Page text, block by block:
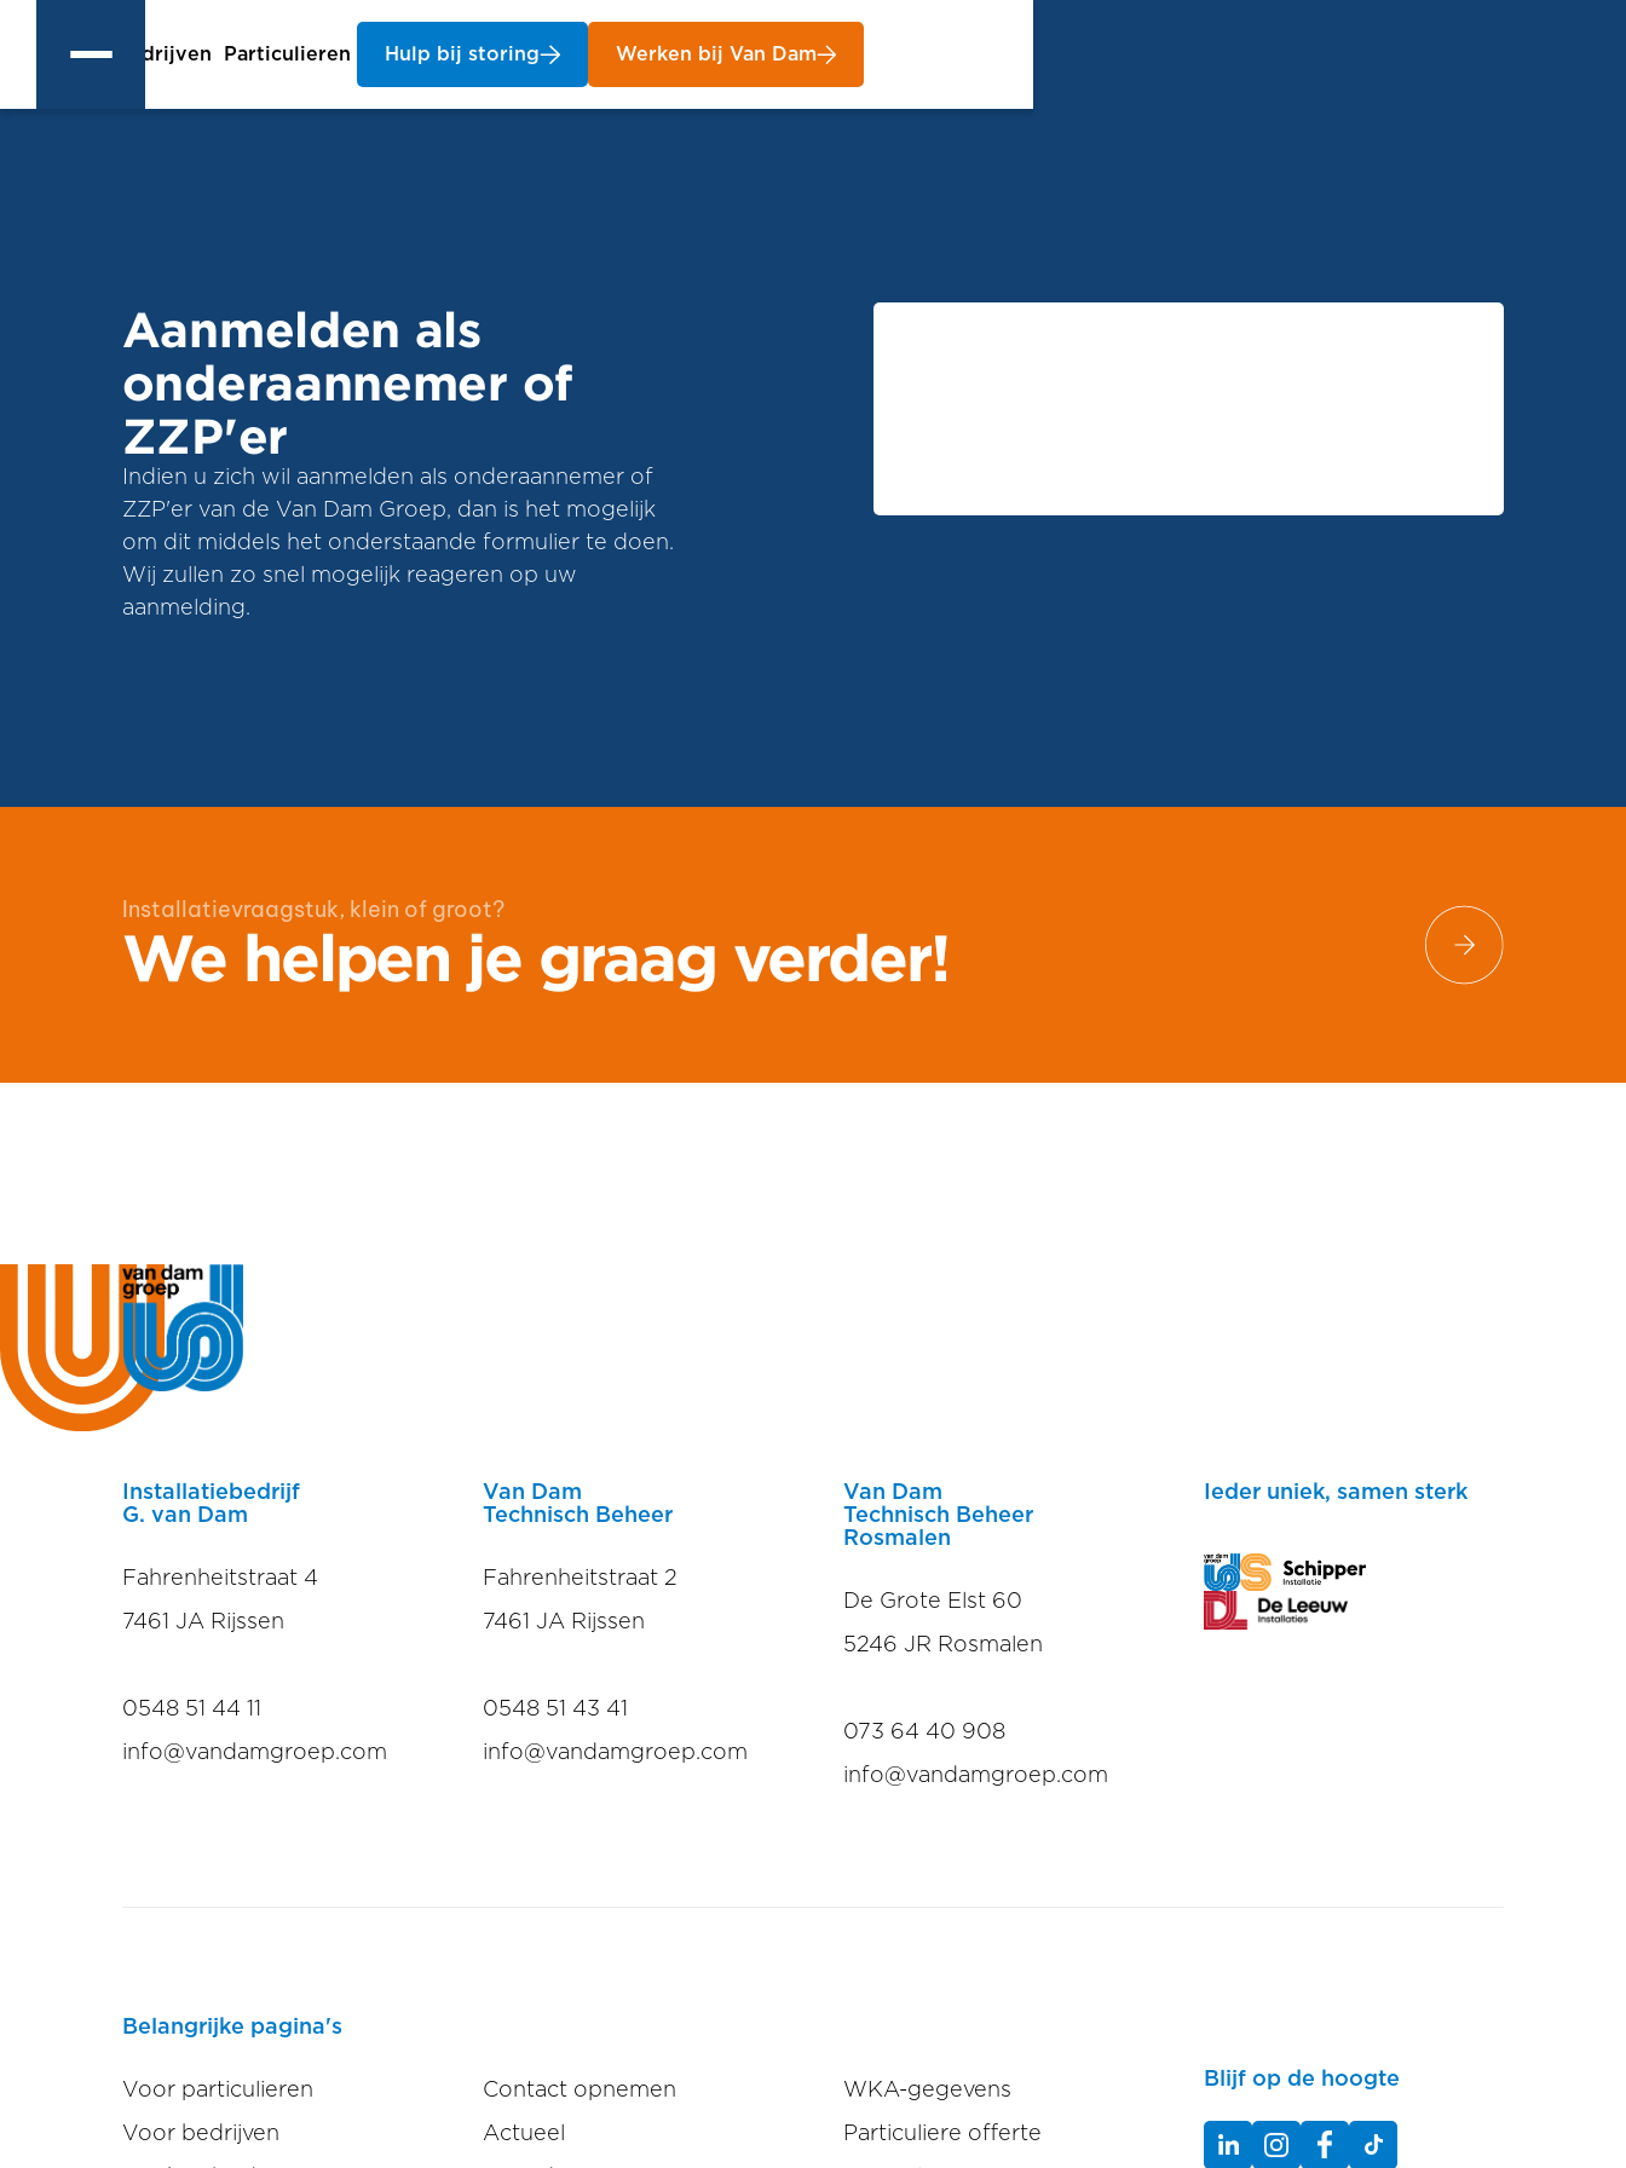
Bedrijven Particulieren Hulp bij storing Werken bij Van Dam
Aanmelden als
onderaannemer of
ZZP'er
Indien u zich wil aanmelden als onderaannemer of
ZZP'er van de Van Dam Groep, dan is het mogelijk
om dit middels het onderstaande formulier te doen.
Wij zullen zo snel mogelijk reageren op uw
aanmelding.
Installatievraagstuk, klein of groot?
We helpen je graag verder!
Installatiebedrijf
G. van Dam
Fahrenheitstraat 4
7461 JA Rijssen
0548 51 44 11
info@vandamgroep.com
Van Dam
Technisch Beheer
Fahrenheitstraat 2
7461 JA Rijssen
0548 51 43 41
info@vandamgroep.com
Van Dam
Technisch Beheer
Rosmalen
De Grote Elst 60
5246 JR Rosmalen
073 64 40 908
info@vandamgroep.com
Ieder uniek, samen sterk
Belangrijke pagina's
Voor particulieren
Voor bedrijven
Contact opnemen
Actueel
WKA-gegevens
Particuliere offerte
Blijf op de hoogte